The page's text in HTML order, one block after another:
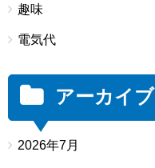
趣味
電気代
アーカイブ
2026年7月